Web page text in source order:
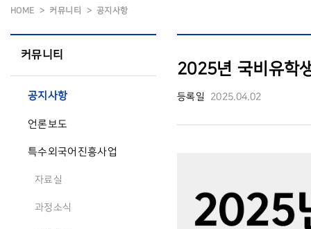
HOME 커뮤니티 공지사항
커뮤니티
공지사항
언론보도
특수외국어진흥사업
자료실
과정소식
2025년 국비유학
등록일 2025.04.02